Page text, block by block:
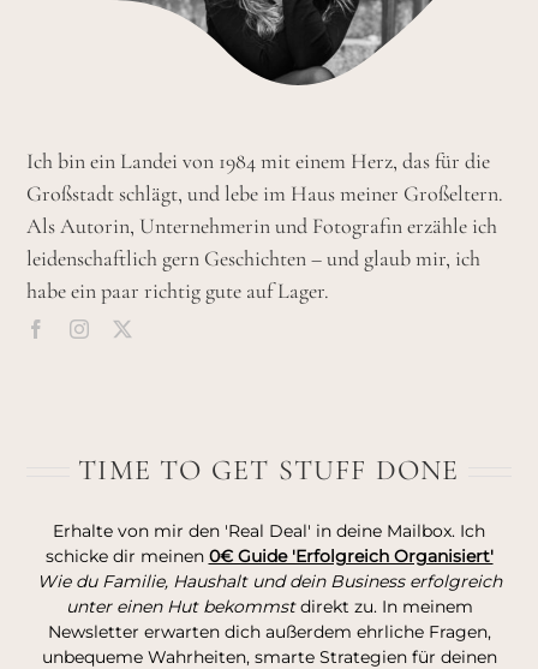
Ich bin ein Landei von 1984 mit einem Herz, das für die
Großstadt schlägt, und lebe im Haus meiner Großeltern.
Als Autorin, Unternehmerin und Fotografin erzähle ich
leidenschaftlich gern Geschichten – und glaub mir, ich
habe ein paar richtig gute auf Lager.
TIME TO GET STUFF DONE
Erhalte von mir den 'Real Deal' in deine Mailbox. Ich
schicke dir meinen 0€ Guide 'Erfolgreich Organisiert'
Wie du Familie, Haushalt und dein Business erfolgreich
unter einen Hut bekommstdirekt zu. In meinem
Newsletter erwarten dich außerdem ehrliche Fragen,
unbequeme Wahrheiten, smarte Strategien für deinen